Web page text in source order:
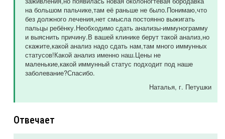
на большом пальчике,там её раньше не было.Понимаю,что
без должного лечения,нет смысла постоянно выжигать
пальцы ребёнку.Необходимо сдать анализы-иммунограмму
и выяснить причину.В вашей клинике берут такой анализ,но
скажите,какой анализ надо сдать нам,там много иммунных
статусов!Какой анализ именно наш.Цены не
маленькие,какой иммунный статус подходит под наше
заболевание?Спасибо.
Наталья, г. Петушки
Отвечает